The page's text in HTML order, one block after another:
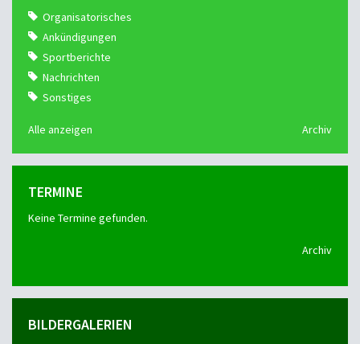
Organisatorisches
Ankündigungen
Sportberichte
Nachrichten
Sonstiges
Alle anzeigen Archiv
TERMINE
Keine Termine gefunden.
Archiv
BILDERGALERIEN